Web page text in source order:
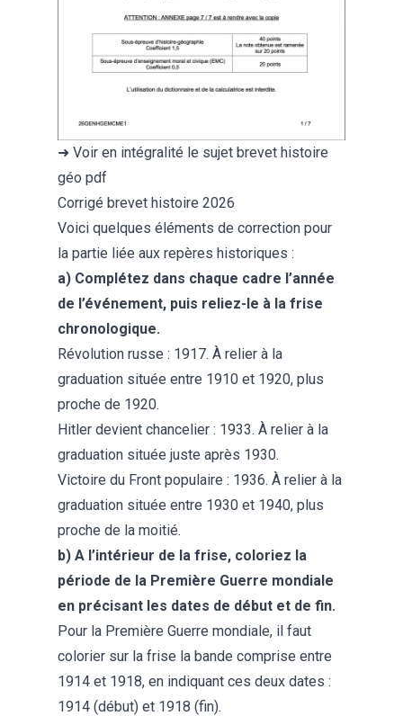
➜ Voir en intégralité le sujet brevet histoire
géo pdf
Corrigé brevet histoire 2026
Voici quelques éléments de correction pour
la partie liée aux repères historiques :
a) Complétez dans chaque cadre l’année
de l’événement, puis reliez-le à la frise
chronologique.
Révolution russe : 1917. À relier à la
graduation située entre 1910 et 1920, plus
proche de 1920.
Hitler devient chancelier : 1933. À relier à la
graduation située juste après 1930.
Victoire du Front populaire : 1936. À relier à la
graduation située entre 1930 et 1940, plus
proche de la moitié.
b) A l’intérieur de la frise, coloriez la
période de la Première Guerre mondiale
en précisant les dates de début et de fin.
Pour la Première Guerre mondiale, il faut
colorier sur la frise la bande comprise entre
1914 et 1918, en indiquant ces deux dates :
1914 (début) et 1918 (fin).